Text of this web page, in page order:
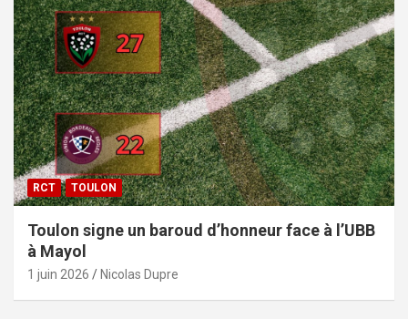
RCT TOULON
Toulon signe un baroud d’honneur face à l’UBB
à Mayol
1 juin 2026 Nicolas Dupre